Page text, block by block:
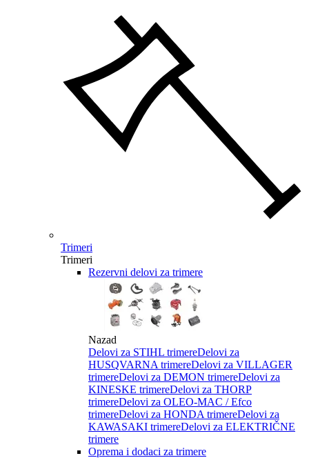
Trimeri
Trimeri
Rezervni delovi za trimere
Nazad
Delovi za STIHL trimereDelovi za
HUSQVARNA trimereDelovi za VILLAGER
trimereDelovi za DEMON trimereDelovi za
KINESKE trimereDelovi za THORP
trimereDelovi za OLEO-MAC / Efco
trimereDelovi za HONDA trimereDelovi za
KAWASAKI trimereDelovi za ELEKTRIČNE
trimere
Oprema i dodaci za trimere